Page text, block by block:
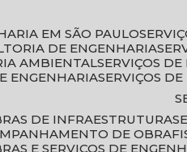
EM SÃO PAULO
DE ENGENHARIA
AMBIENTAL SERVIÇOS
ENGENHARIA SERVIÇOS
DE INFRAESTRUTURA
DE OBRA
E SERVIÇOS DE